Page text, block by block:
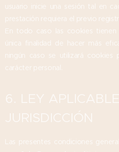
usuario inicie una sesión tal en
prestación requiera el previo
En todo caso las cookies
única finalidad de hacer más
ningún caso se utilizará cookies
carácter personal.
Las presentes condiciones